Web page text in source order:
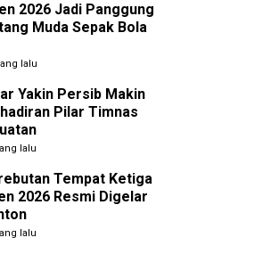
2026 Jadi Panggung
Muda Sepak Bola
lalu
Yakin Persib Makin
Pilar Timnas
lalu
Tempat Ketiga
2026 Resmi Digelar
lalu